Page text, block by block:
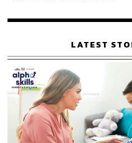
เรือนไทยที่ถูกซุกไว้
LATEST